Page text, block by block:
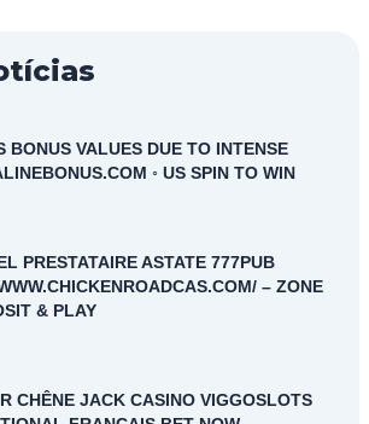
BONUS VALUES DUE TO INTENSE
◦ US SPIN TO WIN
PRESTATAIRE ASTATE 777PUB
– ZONE
& PLAY
CHÊNE JACK CASINO VIGGOSLOTS